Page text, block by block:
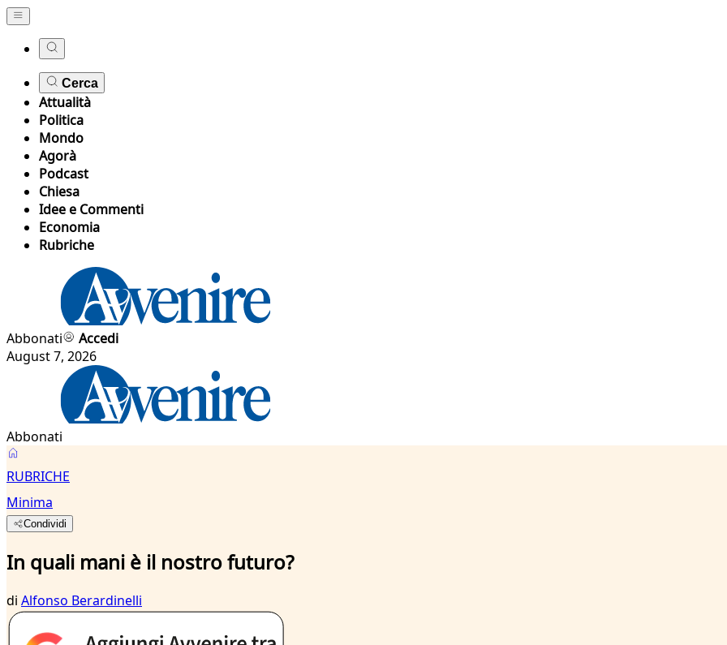
Cerca
Attualità
Politica
Mondo
Agorà
Podcast
Chiesa
Idee e Commenti
Economia
Rubriche
Abbonati
Accedi
August 7, 2026
Abbonati
RUBRICHE
Minima
Condividi
In quali mani è il nostro futuro?
di Alfonso Berardinelli